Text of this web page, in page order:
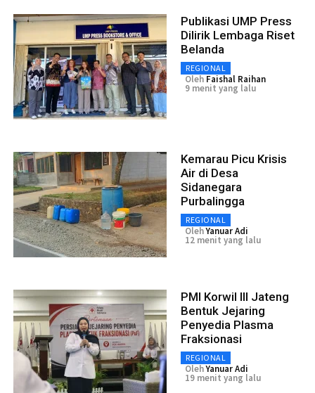
Publikasi UMP Press
Dilirik Lembaga Riset
Belanda
REGIONAL
Oleh Faishal Raihan
9 menit yang lalu
Kemarau Picu Krisis
Air di Desa
Sidanegara
Purbalingga
REGIONAL
OlehYanuar Adi
12 menit yang lalu
PMI Korwil III Jateng
Bentuk Jejaring
Penyedia Plasma
Fraksionasi
REGIONAL
OlehYanuar Adi
19 menit yang lalu